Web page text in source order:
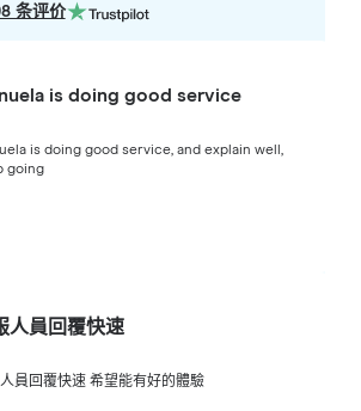
条评价
is doing good service
is doing good service, and explain well,
going
人員回覆快速
員回覆快速 希望能有好的體驗